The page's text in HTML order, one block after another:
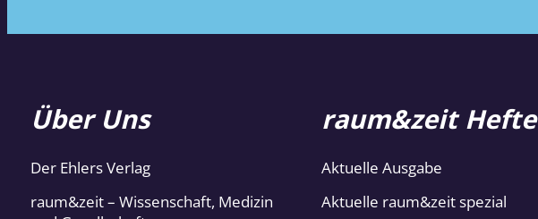
Über Uns
Der Ehlers Verlag
raum&zeit – Wissenschaft, Medizin
raum&zeit Hefte
Aktuelle Ausgabe
Aktuelle raum&zeit spezial